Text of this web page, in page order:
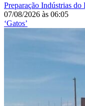
Preparação Indústrias do
07/08/2026 às 06:05
‘Gatos’